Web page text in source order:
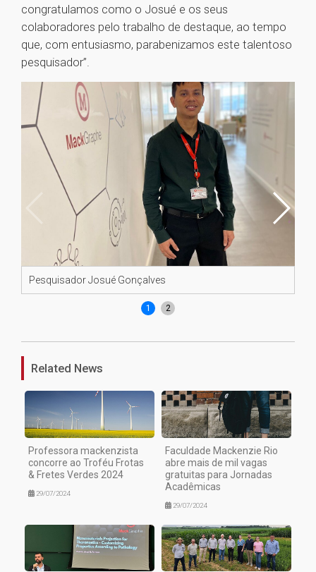
congratulamos como o Josué e os seus
colaboradores pelo trabalho de destaque, ao tempo
que, com entusiasmo, parabenizamos este talentoso
pesquisador”.
Pesquisador Josué Gonçalves
1 2
Related News
Professora mackenzista
concorre ao Troféu Frotas
& Fretes Verdes 2024
29/07/2024
Faculdade Mackenzie Rio
abre mais de mil vagas
gratuitas para Jornadas
Acadêmicas
29/07/2024